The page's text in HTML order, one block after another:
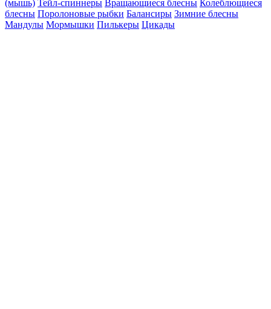
(мышь) Тейл-спиннеры Вращающиеся блесны Колеблющиеся
блесны Поролоновые рыбки Балансиры Зимние блесны
Мандулы Мормышки Пилькеры Цикады